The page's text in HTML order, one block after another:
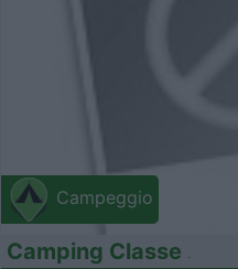
Campeggio
Camping Classe